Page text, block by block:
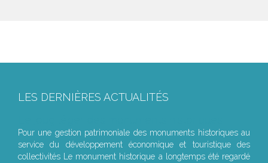
LES DERNIÈRES ACTUALITÉS
Pour une gestion patrimoniale des monuments historiques au
service du développement économique et touristique des
collectivités Le monument historique a longtemps été regardé